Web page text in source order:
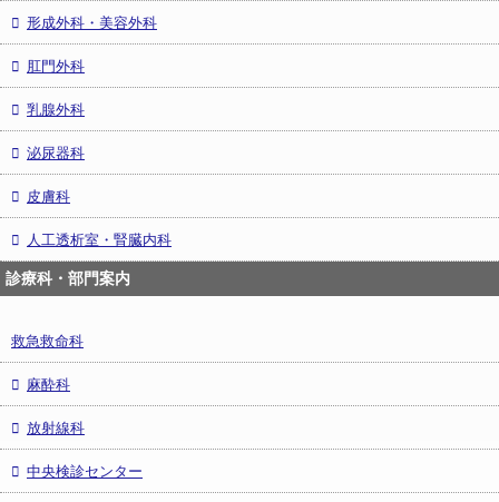
形成外科・美容外科
肛門外科
乳腺外科
泌尿器科
皮膚科
人工透析室・腎臓内科
診療科・部門案内
救急救命科
麻酔科
放射線科
中央検診センター